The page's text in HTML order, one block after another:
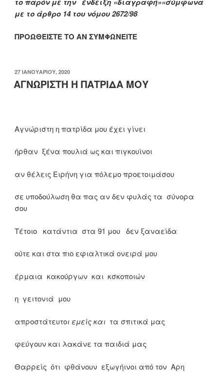
με το άρθρο 14 του νόμου 2672/98
ΠΡΟΩΘΕΙΣΤΕ ΤΟ ΑΝ ΣΥΜΦΩΝΕΙΤΕ
ΔΗΜΟΣΙΕΎΤΗΚΕ
ΣΤΙΣ
27 ΙΑΝΟΥΑΡΊΟΥ, 2020
ΑΓΝΩΡΙΣΤΗ Η ΠΑΤΡΙΔΑ ΜΟΥ
Αγνώριστη η πατρίδα μου έχει γίνει
ήρθαν ξένα πουλιά ως και πιγκουίνοι
αν θέλεις Ειρήνη για πόλεμο προετοιμάσου
σε υποδούλωση θα πας αν δεν φυλάς τα σύνορα
σου
Τέτοιο κατάντια στα 91 μου δεν ξαναείδα
ούτε και στα πιο εφιαλτικά ονειρά μου
έρμαια κακούργων και κσκοποιών
η γειτονιά μου
απροστάτευτοι εμείς και τα σπιτικά μας
φεύγουν και λακάνε τα παιδιά μας
Θαρρείς ότι φθάνουν εξωγήινοι από τον Αρη